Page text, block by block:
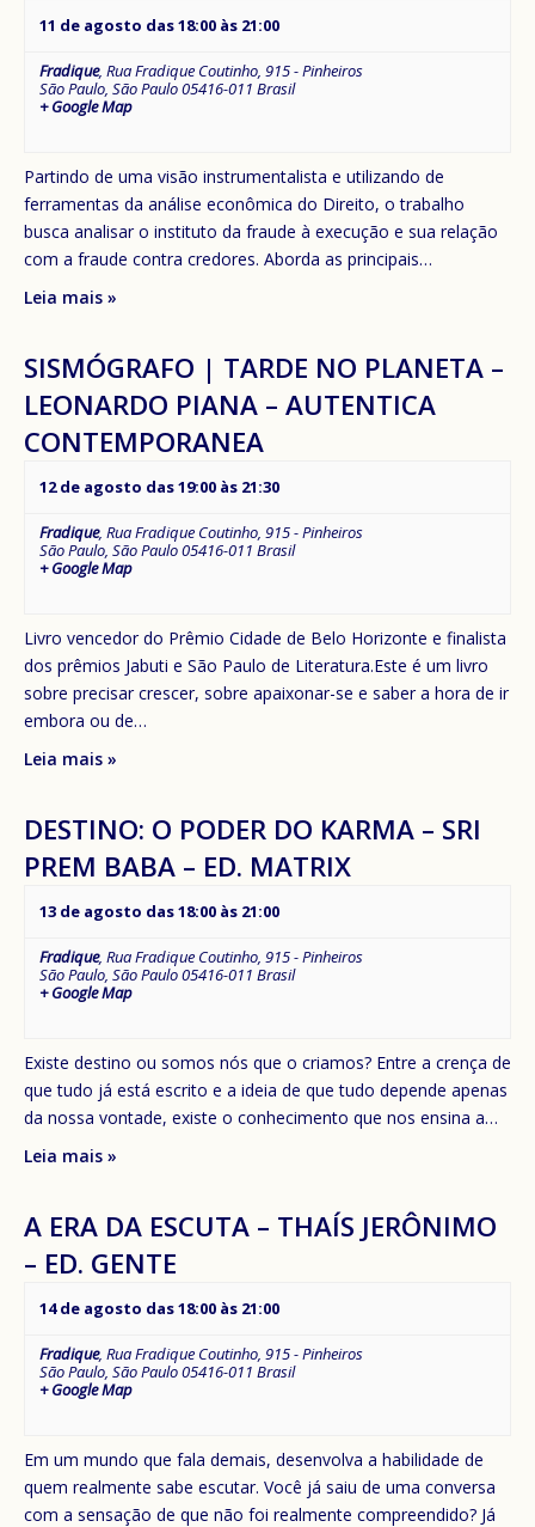
11 de agosto das 18:00 às 21:00
Fradique, Rua Fradique Coutinho, 915 - Pinheiros
São Paulo, São Paulo05416-011 Brasil
+ Google Map
Partindo de uma visão instrumentalista e utilizando de
ferramentas da análise econômica do Direito, o trabalho
busca analisar o instituto da fraude à execução e sua relação
com a fraude contra credores. Aborda as principais…
Leia mais »
SISMÓGRAFO | TARDE NO PLANETA –
LEONARDO PIANA – AUTENTICA
CONTEMPORANEA
12 de agosto das 19:00 às 21:30
Fradique, Rua Fradique Coutinho, 915 - Pinheiros
São Paulo, São Paulo05416-011 Brasil
+ Google Map
Livro vencedor do Prêmio Cidade de Belo Horizonte e finalista
dos prêmios Jabuti e São Paulo de Literatura.Este é um livro
sobre precisar crescer, sobre apaixonar-se e saber a hora de ir
embora ou de…
Leia mais »
DESTINO: O PODER DO KARMA – SRI
PREM BABA – ED. MATRIX
13 de agosto das 18:00 às 21:00
Fradique, Rua Fradique Coutinho, 915 - Pinheiros
São Paulo, São Paulo05416-011 Brasil
+ Google Map
Existe destino ou somos nós que o criamos? Entre a crença de
que tudo já está escrito e a ideia de que tudo depende apenas
da nossa vontade, existe o conhecimento que nos ensina a…
Leia mais »
A ERA DA ESCUTA – THAÍS JERÔNIMO
– ED. GENTE
14 de agosto das 18:00 às 21:00
Fradique, Rua Fradique Coutinho, 915 - Pinheiros
São Paulo, São Paulo05416-011 Brasil
+ Google Map
Em um mundo que fala demais, desenvolva a habilidade de
quem realmente sabe escutar. Você já saiu de uma conversa
com a sensação de que não foi realmente compreendido? Já